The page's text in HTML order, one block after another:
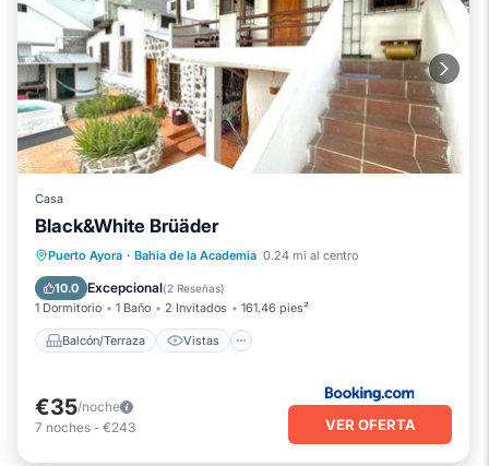
Casa
Black&White Brüäder
Puerto Ayora · Bahia de la Academia 0.24 mi al centro
10.0 Excepcional(2 Reseñas)
1 Dormitorio 1 Baño 2 Invitados 161.46 pies²
Balcón/Terraza Vistas
Balcón/Terraza Vistas
Cocina
Internet
€35/noche
7 noches - €243 VER OFERTA